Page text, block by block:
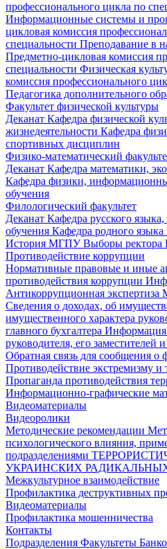
профессионального цикла по
Информационные системы и
цикловая комиссия
специальности Преподавание в
Предметно-цикловая комиссия
специальности Физическая
комиссия профессионального
Педагогика дополнительного
Факультет физической культуры
Деканат Кафедра физической
жизнедеятельности Кафедра
спортивных дисциплин
Физико-математический
Деканат Кафедра математики,
Кафедра физики,
обучения
Филологический факультет
Деканат Кафедра русского
обучения Кафедра родного
История МГПУВыборы ректора
Противодействие коррупции
Нормативные правовые и иные
противодействия коррупции
Антикоррупционная экспертиза
Сведения о доходах, об
имущественного характера
главного бухгалтера Информация
руководителя, его заместителей
Обратная связь для сообщения о
Противодействие экстремизму и
Пропаганда противодействия
Информационно-графические
Видеоматериалы
Видеоролики
Методические рекомендации
психологического влияния,
подразделениями
УКРАИНСКИХ
Межкультурное взаимодействие
Профилактика деструктивных
Видеоматериалы
Профилактика мошенничества
Контакты
Подразделения Факультеты